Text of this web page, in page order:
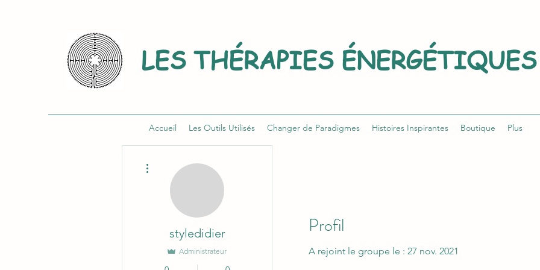
LES THÉRAPIES ÉNERGÉTIQUES
Accueil Les Outils Utilisés Changer de Paradigmes Histoires Inspirantes Boutique Plus
Profil
A rejoint le groupe le : 27 nov. 2021
styledidier
Administrateur